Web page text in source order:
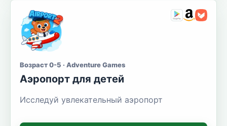
Возраст 0-5 · Adventure Games
Аэропорт для детей
Исследуй увлекательный аэропорт